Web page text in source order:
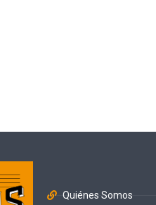
Quiénes Somos